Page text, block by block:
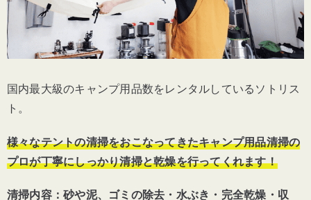
国内最大級のキャンプ用品数をレンタルしているソトリス
ト。
様々なテントの清掃をおこなってきたキャンプ用品清掃の
プロが丁寧にしっかり清掃と乾燥を行ってくれます！
清掃内容：砂や泥、ゴミの除去・水ぶき・完全乾燥・収